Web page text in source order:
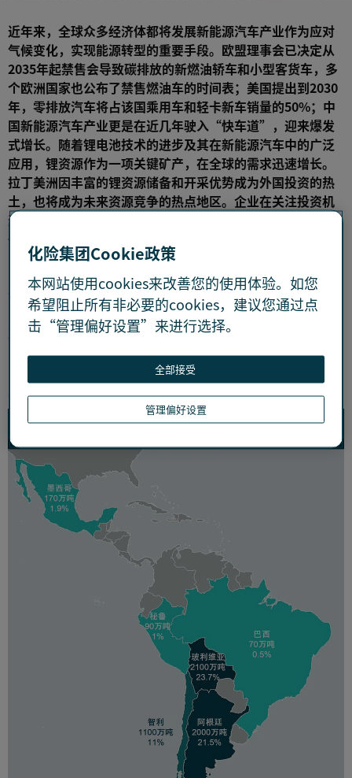
近年来，全球众多经济体都将发展新能源汽车产业作为应对
气候变化，实现能源转型的重要手段。欧盟理事会已决定从
2035年起禁售会导致碳排放的新燃油轿车和小型客货车，多
个欧洲国家也公布了禁售燃油车的时间表；美国提出到2030
年，零排放汽车将占该国乘用车和轻卡新车销量的50%；中
国新能源汽车产业更是在近几年驶入“快车道”，迎来爆发
式增长。随着锂电池技术的进步及其在新能源汽车中的广泛
应用，锂资源作为一项关键矿产，在全球的需求迅速增长。
拉丁美洲因丰富的锂资源储备和开采优势成为外国投资的热
土，也将成为未来资源竞争的热点地区。企业在关注投资机
遇的同时，也需洞悉潜在的地缘政治、政策、环境、社区等
一系列风险。
“锂三角”迎来新时代
锂资源在拉美地缘政治和经济中具有重要的战略意义。拉丁
美洲拥有世界上最大的锂资源储备——根据美国地质调查局
2022年公布的数据，拉美六国（阿根廷、玻利维亚、智利、
墨西哥、巴西、秘鲁）的锂储量约占全球60%，其中被称为
“锂三角”的玻利维亚、智利和阿根廷约占全球56.2%，开
发潜力巨大。
化险集团Cookie政策
本网站使用cookies来改善您的使用体验。如您
希望阻止所有非必要的cookies，建议您通过点
击“管理偏好设置”来进行选择。
管理偏好设置
全部接受